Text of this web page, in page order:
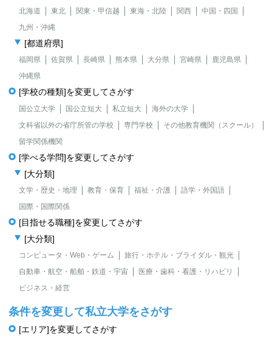
北海道 東北 関東・甲信越 東海・北陸 関西
中国・四国
九州・沖縄
[都道府県]
福岡県 佐賀県 長崎県 熊本県 大分県 宮崎県
鹿児島県
沖縄県
[学校の種類]を変更してさがす
国公立大学 国公立短大 私立短大
海外の大学
文科省以外の省庁所管の学校
専門学校
その他教育機関（スクール）
留学関係機関
[学べる学問]を変更してさがす
[大分類]
文学・歴史・地理 教育・保育 福祉・介護
語学・外国語
国際・国際関係
[目指せる職種]を変更してさがす
[大分類]
コンピュータ・Web・ゲーム
旅行・ホテル・ブライダル・観光
自動車・航空・船舶・鉄道・宇宙
医療・歯科・看護・リハビリ
ビジネス・経営
条件を変更して私立大学をさがす
[エリア]を変更してさがす